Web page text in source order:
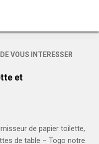
VOUS INTERESSER
et
de papier toilette,
de table – Togo notre